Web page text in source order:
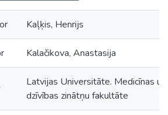
Kaļķis, Henrijs
Kalačikova, Anastasija
Latvijas Universitāte. Medicīnas un
dzīvības zinātņu fakultāte